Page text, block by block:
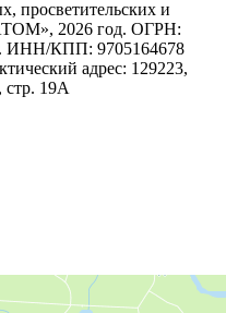
просветительских и
2026 год. ОГРН:
ИНН/КПП: 9705164678
адрес: 129223,
стр. 19А